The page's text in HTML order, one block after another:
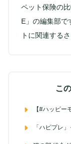
ペット保険の
E」の編集部で
トに関連する
こ
【#ハッピ
「ハピプレ」